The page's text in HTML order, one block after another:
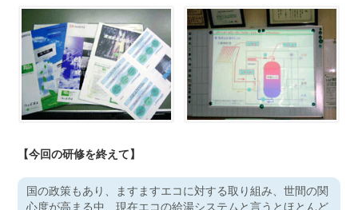
【今回の研修を終えて】
国の政策もあり、ますますエコに対する取り組み、世間の関
心度が高まる中、現在エコの給湯システムと言うとほとんど